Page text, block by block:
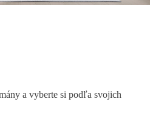
a vyberte si podľa svojich